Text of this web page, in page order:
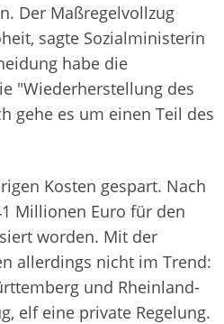
Der Maßregelvollzug
sagte Sozialministerin
habe die
"Wiederherstellung des
gehe es um einen Teil des
Kosten gespart. Nach
Millionen Euro für den
worden. Mit der
allerdings nicht im Trend:
und Rheinland-
elf eine private Regelung.